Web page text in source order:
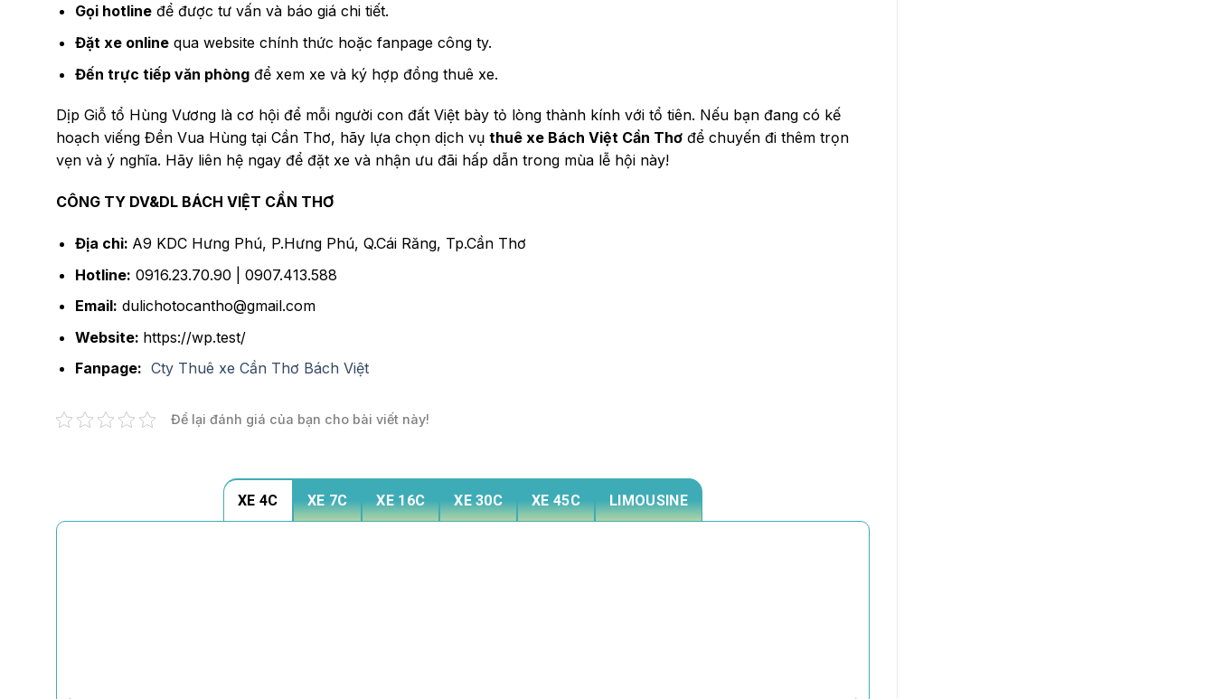
Gọi hotlineđể được tư vấn và báo giá chi tiết.
Đặt xe onlinequa website chính thức hoặc fanpage công ty.
Đến trực tiếp văn phòngđể xem xe và ký hợp đồng thuê xe.
Dịp Giỗ tổ Hùng Vương là cơ hội để mỗi người con đất Việt bày tỏ lòng thành kính với tổ tiên. Nếu bạn đang có kế
hoạch viếng Đền Vua Hùng tại Cần Thơ, hãy lựa chọn dịch vụ thuê xe Bách Việt Cần Thơ để chuyến đi thêm trọn
vẹn và ý nghĩa. Hãy liên hệ ngay để đặt xe và nhận ưu đãi hấp dẫn trong mùa lễ hội này!
CÔNG TY DV&DL BÁCH VIỆT CẦN THƠ
Địa chỉ: A9 KDC Hưng Phú, P.Hưng Phú, Q.Cái Răng, Tp.Cần Thơ
Hotline: 0916.23.70.90 | 0907.413.588
Email: dulichotocantho@gmail.com
Website: https://wp.test/
Fanpage: Cty Thuê xe Cần Thơ Bách Việt
Để lại đánh giá của bạn cho bài viết này!
XE 4C XE 7C XE 16C XE 30C XE 45C LIMOUSINE